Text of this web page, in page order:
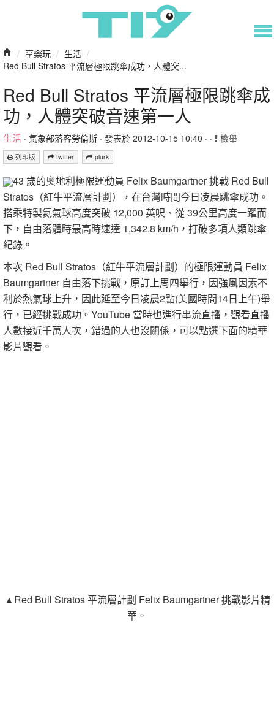
/ 享樂玩 / 生活 /
Red Bull Stratos 平流層極限跳傘成功，人體突...
Red Bull Stratos 平流層極限跳傘成
功，人體突破音速第一人
生活 · 氣象部落客勞倫斯 · 發表於 2012-10-15 10:40 · · 檢舉
列印版 twitter plurk
43 歲的奧地利極限運動員 Felix Baumgartner 挑戰 Red Bull
Stratos（紅牛平流層計劃），在台灣時間今日凌晨跳傘成功。
搭乘特製氦氣球高度突破 12,000 英呎、從 39公里高度一躍而
下，自由落體時最高時速達 1,342.8 km/h，打破多項人類跳傘
紀錄。
本次 Red Bull Stratos（紅牛平流層計劃）的極限運動員 Felix
Baumgartner 自由落下挑戰，原訂上周四舉行，因強風因素不
利於熱氣球上升，因此延至今日凌晨2點(美國時間14日上午)舉
行，已經挑戰成功。YouTube 當時也進行串流直播，觀看直播
人數接近千萬人次，錯過的人也沒關係，可以點選下面的精華
影片觀看。
▲Red Bull Stratos 平流層計劃 Felix Baumgartner 挑戰影片精
華。